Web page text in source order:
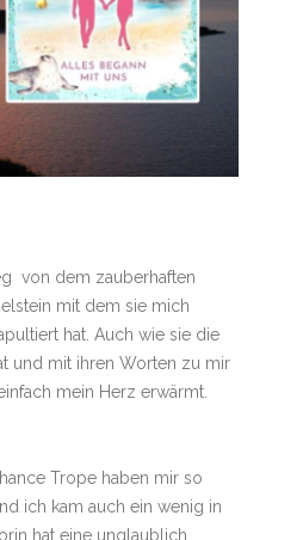
von dem zauberhaften
mit dem sie mich
hat. Auch wie sie die
und mit ihren Worten zu mir
mein Herz erwärmt.
Trope haben mir so
ich kam auch ein wenig in
hat eine unglaublich